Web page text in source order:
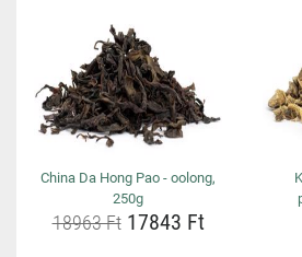
China Da Hong Pao - oolong,
250g
18963 Ft17843 Ft